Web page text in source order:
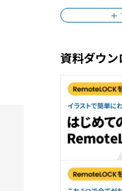
資料ダウン
する「入退室管理システム
ス運営の効率と安全性を